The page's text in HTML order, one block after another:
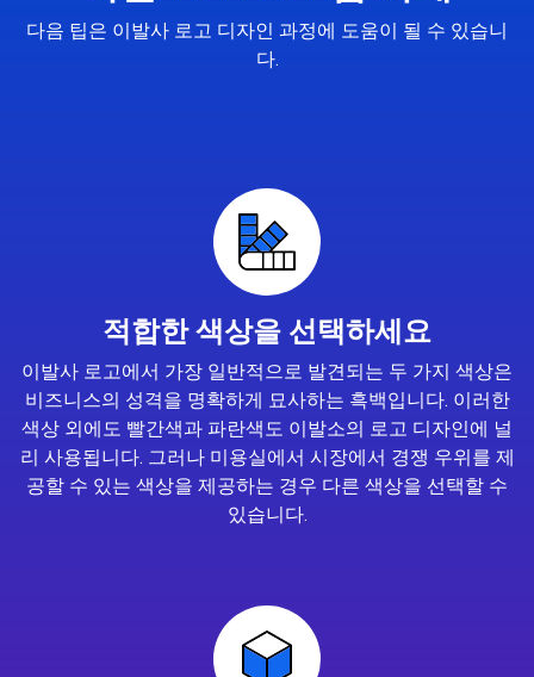
다음 팁은 이발사 로고 디자인 과정에 도움이 될 수 있습니
다.
적합한 색상을 선택하세요
이발사 로고에서 가장 일반적으로 발견되는 두 가지 색상은
비즈니스의 성격을 명확하게 묘사하는 흑백입니다. 이러한
색상 외에도 빨간색과 파란색도 이발소의 로고 디자인에 널
리 사용됩니다. 그러나 미용실에서 시장에서 경쟁 우위를 제
공할 수 있는 색상을 제공하는 경우 다른 색상을 선택할 수
있습니다.